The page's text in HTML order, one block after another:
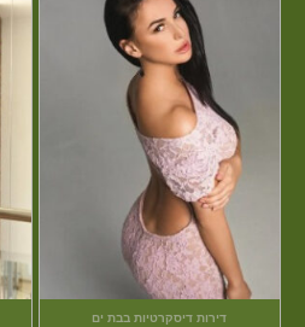
דירות דיסקרטיות בבת ים